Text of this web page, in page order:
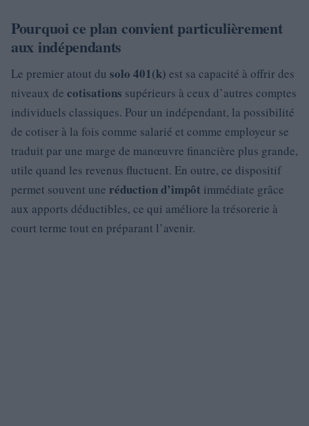
Pourquoi ce plan convient particulièrement
aux indépendants
Le premier atout du solo 401(k) est sa capacité à offrir des
niveaux de cotisations supérieurs à ceux d’autres comptes
individuels classiques. Pour un indépendant, la possibilité
de cotiser à la fois comme salarié et comme employeur se
traduit par une marge de manœuvre financière plus grande,
utile quand les revenus fluctuent. En outre, ce dispositif
permet souvent une réduction d’impôt immédiate grâce
aux apports déductibles, ce qui améliore la trésorerie à
court terme tout en préparant l’avenir.